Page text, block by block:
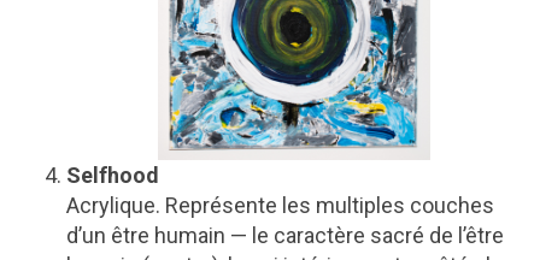
Selfhood
Acrylique. Représente les multiples couches
d’un être humain — le caractère sacré de l’être